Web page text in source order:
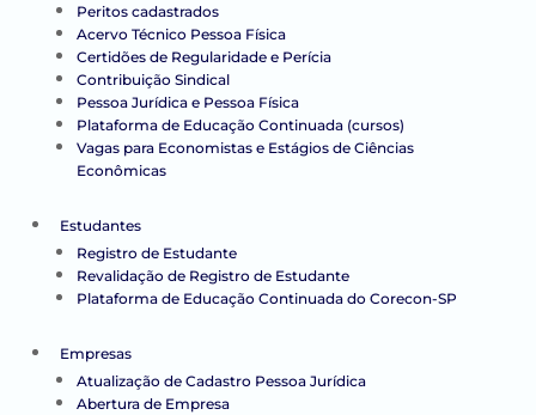
Peritos cadastrados
Acervo Técnico Pessoa Física
Certidões de Regularidade e Perícia
Contribuição Sindical
Pessoa Jurídica e Pessoa Física
Plataforma de Educação Continuada (cursos)
Vagas para Economistas e Estágios de Ciências
Econômicas
Estudantes
Registro de Estudante
Revalidação de Registro de Estudante
Plataforma de Educação Continuada do Corecon-SP
Empresas
Atualização de Cadastro Pessoa Jurídica
Abertura de Empresa